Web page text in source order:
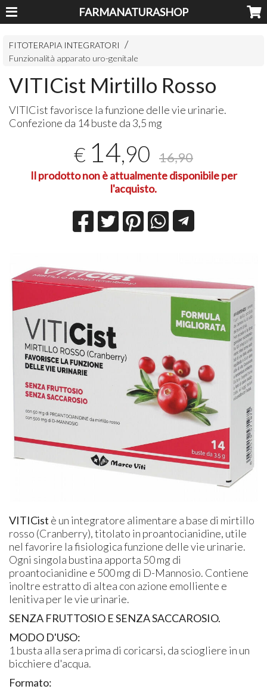
FARMANATURASHOP
FITOTERAPIA INTEGRATORI
Funzionalità apparato uro-genitale
VITICist Mirtillo Rosso
VITICist favorisce la funzione delle vie urinarie.
Confezione da 14 buste da 3,5 mg
€ 14,90 16,90
Il prodotto non è attualmente disponibile per
l'acquisto.
VITICist è un integratore alimentare a base di mirtillo
rosso (Cranberry), titolato in proantocianidine, utile
nel favorire la fisiologica funzione delle vie urinarie.
Ogni singola bustina apporta 50 mg di
proantocianidine e 500 mg di D-Mannosio. Contiene
inoltre estratto di altea con azione emolliente e
lenitiva per le vie urinarie.
SENZA FRUTTOSIO E SENZA SACCAROSIO.
MODO D'USO:
1 busta alla sera prima di coricarsi, da sciogliere in un
bicchiere d'acqua.
Formato: